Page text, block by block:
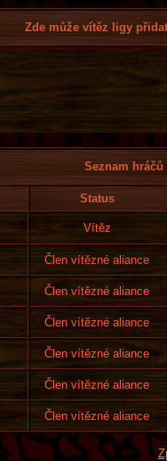
Zde může vítěz ligy
Seznam
Status
Vítěz
Člen vítězné aliance
Člen vítězné aliance
Člen vítězné aliance
Člen vítězné aliance
Člen vítězné aliance
Člen vítězné aliance